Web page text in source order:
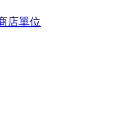
店單位